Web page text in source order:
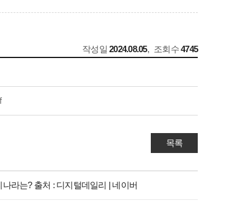
작성일 2024.08.05, 조회수4745
목록
라는? 출처 : 디지털데일리 | 네이버